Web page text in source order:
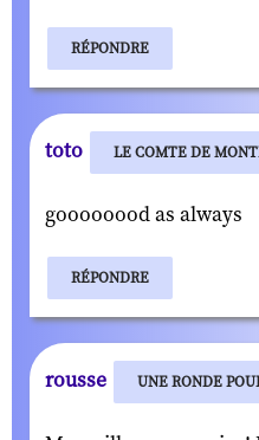
RÉPONDRE
toto LE COMTE DE
goooooood as always
RÉPONDRE
rousse UNE RONDE